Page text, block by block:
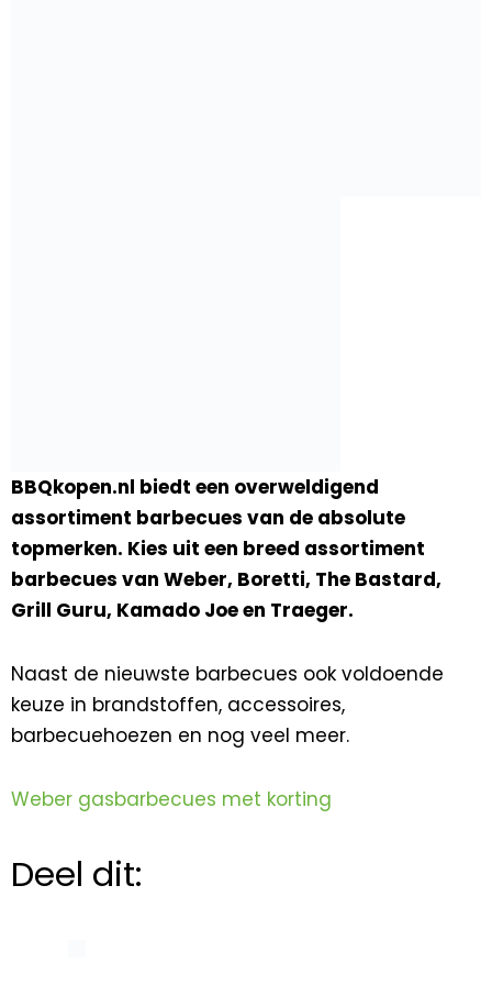
BBQkopen.nl biedt een overweldigend
assortiment barbecues van de absolute
topmerken. Kies uit een breed assortiment
barbecues van Weber, Boretti, The Bastard,
Grill Guru, Kamado Joe en Traeger.
Naast de nieuwste barbecues ook voldoende
keuze in brandstoffen, accessoires,
barbecuehoezen en nog veel meer.
Weber gasbarbecues met korting
Deel dit: